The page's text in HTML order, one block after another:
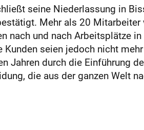
seine Niederlassung in
Mehr als 20 Mitarbeiter
nach und nach Arbeitsplätze
seien jedoch nicht
Jahren durch die Einführung
die aus der ganzen Welt